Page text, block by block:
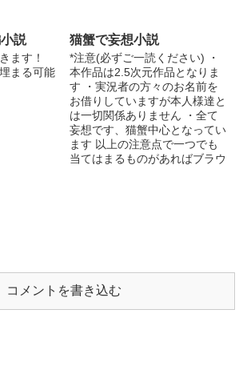
行為をしないよう、お願い致し
ます。 ※エセ関西弁です ※基
本、茶、橙は右固定です。
grem、zmemやem総受けci総
受けなど grtnなどを主に扱って
おります。 地雷は特にはあり
ませんが、em左とtngrは苦手と
しております。 ※R物は大好物
ですが、作者自身が書けるとは
限りません。下手な文章になる
思いますがご了承ください。
※リクエストなど、詳しいこと
はプロフをご覧下さい。それで
説
ます！
まる可能
猫蟹で妄想小説
*注意(必ずご一読ください) ・
本作品は2.5次元作品となりま
す ・実況者の方々のお名前を
お借りしていますが本人様達と
は一切関係ありません ・全て
妄想です、猫蟹中心となってい
ます 以上の注意点で一つでも
当てはまるものがあればブラウ
コメントを書き込む